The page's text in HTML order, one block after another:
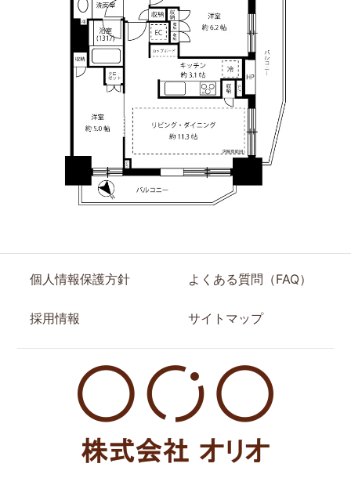
個人情報保護方針
採用情報
よくある質問（FAQ）
サイトマップ